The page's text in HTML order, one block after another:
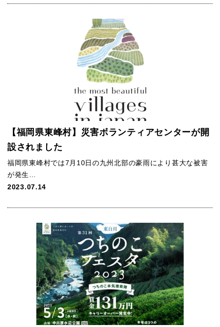
【福岡県東峰村】災害ボランティアセンターが開
設されました
福岡県東峰村では7月10日の九州北部の豪雨により甚大な被害
が発生…
2023.07.14